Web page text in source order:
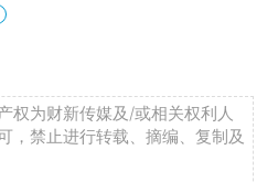
权为财新传媒及/或相关权利人
，禁止进行转载、摘编、复制及